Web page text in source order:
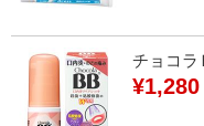
チョコラ
¥1,280